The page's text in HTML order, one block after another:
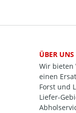
ÜBER UNS
Wir bieten
einen
Forst und
Liefer-